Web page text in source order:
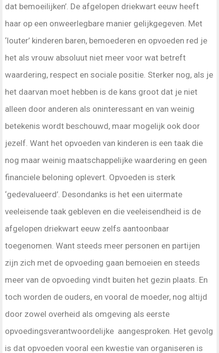
dat bemoeilijken’. De afgelopen driekwart eeuw heeft
haar op een onweerlegbare manier gelijkgegeven. Met
‘louter’ kinderen baren, bemoederen en opvoeden red je
het als vrouw absoluut niet meer voor wat betreft
waardering, respect en sociale positie. Sterker nog, als je
het daarvan moet hebben is de kans groot dat je niet
alleen door anderen als oninteressant en van weinig
betekenis wordt beschouwd, maar mogelijk ook door
jezelf. Want het opvoeden van kinderen is een taak die
nog maar weinig maatschappelijke waardering en geen
financiele beloning oplevert. Opvoeden is sterk
‘gedevalueerd’. Desondanks is het een uitermate
veeleisende taak gebleven en die veeleisendheid is de
afgelopen driekwart eeuw zelfs aantoonbaar
toegenomen. Want steeds meer personen en partijen
zijn zich met de opvoeding gaan bemoeien en steeds
meer van de opvoeding vindt buiten het gezin plaats. En
toch worden de ouders, en vooral de moeder, nog altijd
door zowel overheid als omgeving als eerste
opvoedingsverantwoordelijke aangesproken. Het gevolg
is dat opvoeden vooral een kwestie van organiseren is